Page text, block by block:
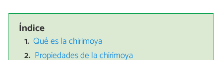
Índice
Qué es la chirimoya
Propiedades de la chirimoya